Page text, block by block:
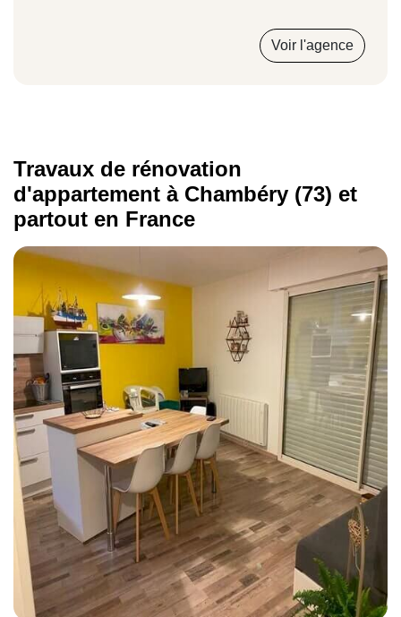
Voir l'agence
Travaux de rénovation
d'appartement à Chambéry (73) et
partout en France